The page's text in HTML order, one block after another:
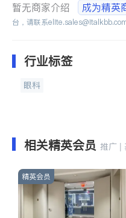
暂无商家介绍 成为精英
台，请联系
行业标签
眼科
相关精英会员 推广 |
精英会员